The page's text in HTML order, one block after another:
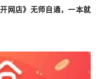
网店》无师自通，一本就